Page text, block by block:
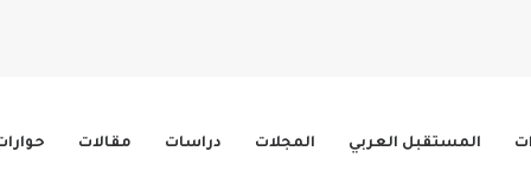
المستقبل العربي المجلات دراسات مقالات